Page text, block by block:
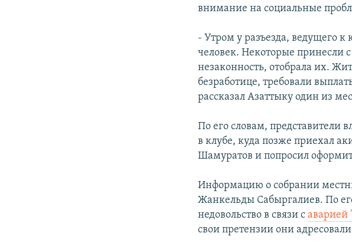
внимание на социальные
- Утром у разъезда, ведущего к
человек. Некоторые принесли
незаконность, отобрала их.
безработице, требовали
рассказал Азаттыку один из
По его словам, представители
в клубе, куда позже приехал
Шамуратов и попросил
Информацию о собрании
Жанкельды Сабыргалиев. По
недовольство в связи с
свои претензии они